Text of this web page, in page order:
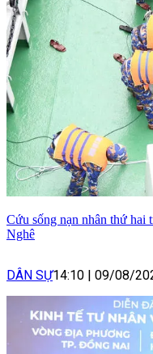
Cứu sống nạn nhân thứ hai
Nghê
DÂN SỰ14:10 09/08/